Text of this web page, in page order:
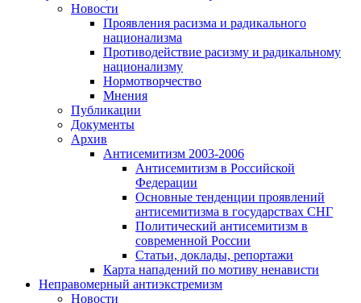
Новости
Проявления расизма и радикального
национализма
Противодействие расизму и радикальному
национализму
Нормотворчество
Мнения
Публикации
Документы
Архив
Антисемитизм 2003-2006
Антисемитизм в Российской
Федерации
Основные тенденции проявлений
антисемитизма в государствах СНГ
Политический антисемитизм в
современной России
Статьи, доклады, репортажи
Карта нападений по мотиву ненависти
Неправомерный антиэкстремизм
Новости